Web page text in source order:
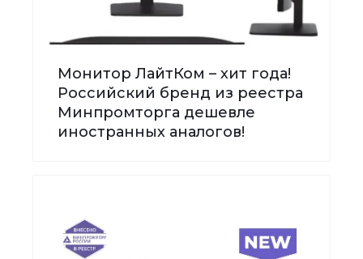
Монитор ЛайтКом – хит года!
Российский бренд из реестра
Минпромторга дешевле
иностранных аналогов!